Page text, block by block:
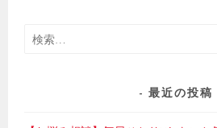
検
最近の投稿